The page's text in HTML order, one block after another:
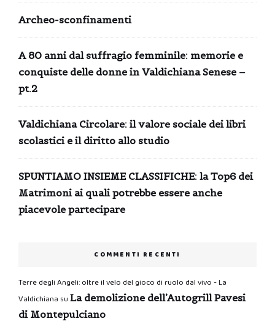
Archeo-sconfinamenti
A 80 anni dal suffragio femminile: memorie e
conquiste delle donne in Valdichiana Senese –
pt.2
Valdichiana Circolare: il valore sociale dei libri
scolastici e il diritto allo studio
SPUNTIAMO INSIEME CLASSIFICHE: la Top6 dei
Matrimoni ai quali potrebbe essere anche
piacevole partecipare
COMMENTI RECENTI
Terre degli Angeli: oltre il velo del gioco di ruolo dal vivo - La
Valdichiana su La demolizione dell’Autogrill Pavesi
di Montepulciano